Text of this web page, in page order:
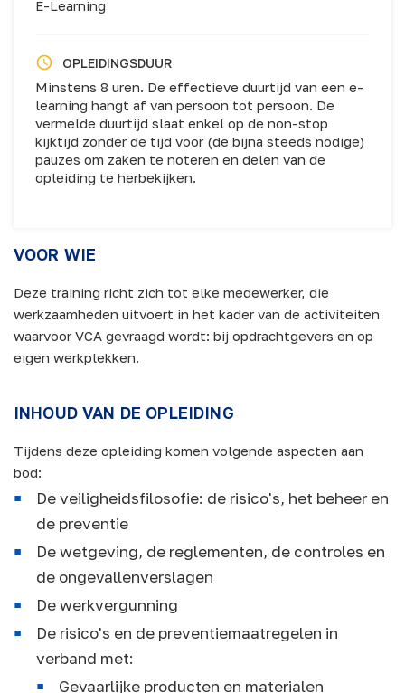
VOOR WIE
Deze training richt zich tot elke medewerker, die
werkzaamheden uitvoert in het kader van de activiteiten
waarvoor VCA gevraagd wordt: bij opdrachtgevers en op
eigen werkplekken.
INHOUD VAN DE OPLEIDING
Tijdens deze opleiding komen volgende aspecten aan
bod:
De veiligheidsfilosofie: de risico's, het beheer en
de preventie
De wetgeving, de reglementen, de controles en
de ongevallenverslagen
De werkvergunning
De risico's en de preventiemaatregelen in
verband met:
Gevaarlijke producten en materialen
E-Learning
OPLEIDINGSDUUR
Minstens 8 uren. De effectieve duurtijd van een e-
learning hangt af van persoon tot persoon. De
vermelde duurtijd slaat enkel op de non-stop
kijktijd zonder de tijd voor (de bijna steeds nodige)
pauzes om zaken te noteren en delen van de
opleiding te herbekijken.